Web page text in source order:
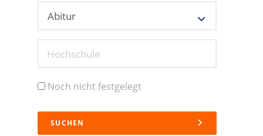
Hochschule
Noch nicht festgelegt
SUCHEN